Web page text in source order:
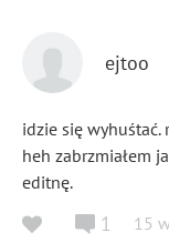
ejtoo
idzie się wyhuśtać.
heh zabrzmiałem
editnę.
1 15